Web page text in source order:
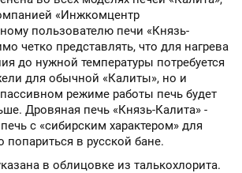
«Инжкомцентр
пользователю печи «Князь-
четко представлять, что для нагрева
до нужной температуры потребуется
для обычной «Калиты», но и
режиме работы печь будет
Дровяная печь «Князь-Калита» -
с «сибирским характером» для
попариться в русской бане.
в облицовке из талькохлорита.